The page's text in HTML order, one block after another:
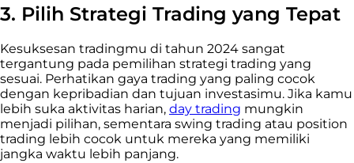
3. Pilih Strategi Trading yang Tepat
Kesuksesan tradingmu di tahun 2024 sangat
tergantung pada pemilihan strategi trading yang
sesuai. Perhatikan gaya trading yang paling cocok
dengan kepribadian dan tujuan investasimu. Jika kamu
lebih suka aktivitas harian, day trading mungkin
menjadi pilihan, sementara swing trading atau position
trading lebih cocok untuk mereka yang memiliki
jangka waktu lebih panjang.